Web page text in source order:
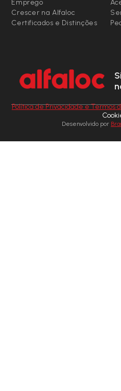
Emprego
Crescer na Alfaloc
Certificados e Distinções
Política de Privacidade e Termos
Desenvolvido por